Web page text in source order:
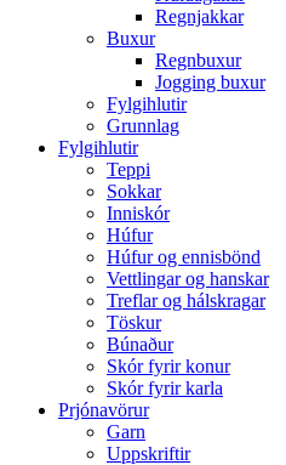
Regnjakkar
Buxur
Regnbuxur
Jogging buxur
Fylgihlutir
Grunnlag
Fylgihlutir
Teppi
Sokkar
Inniskór
Húfur
Húfur og ennisbönd
Vettlingar og hanskar
Treflar og hálskragar
Töskur
Búnaður
Skór fyrir konur
Skór fyrir karla
Prjónavörur
Garn
Uppskriftir